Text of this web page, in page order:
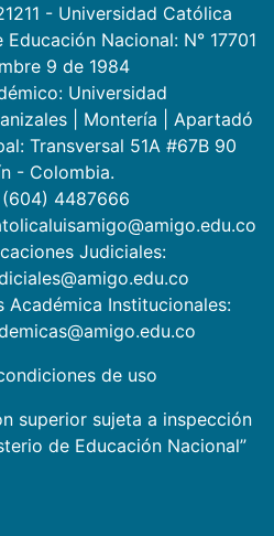
- Universidad Católica
Nacional: N° 17701
9 de 1984
Universidad
Montería
Apartadó
Transversal 51A #67B 90
- Colombia.
4487666
Judiciales:
Académica Institucionales:
de uso
superior sujeta a inspección
de Educación Nacional”